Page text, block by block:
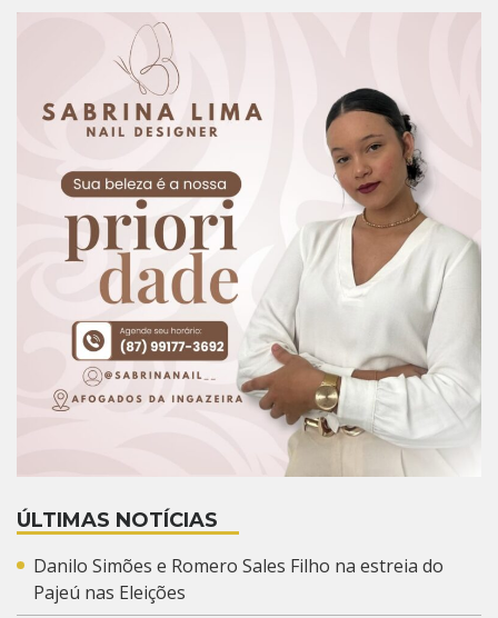
ÚLTIMAS NOTÍCIAS
Danilo Simões e Romero Sales Filho na estreia do
Pajeú nas Eleições